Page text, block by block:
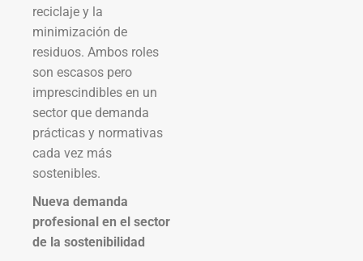
reciclaje y la
minimización de
residuos. Ambos roles
son escasos pero
imprescindibles en un
sector que demanda
prácticas y normativas
cada vez más
sostenibles.
Nueva demanda
profesional en el sector
de la sostenibilidad